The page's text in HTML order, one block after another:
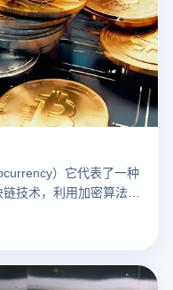
）它代表了一种
技术，利用加密算法保
的纸币或硬币。它们不
变了我们对货币和金融
投资和支付领域的重要